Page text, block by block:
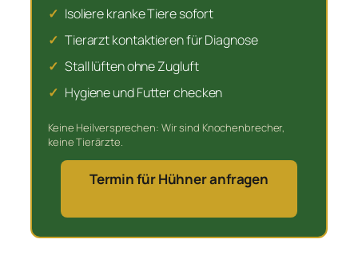
✓ Isoliere kranke Tiere sofort
✓ Tierarzt kontaktieren für Diagnose
✓ Stall lüften ohne Zugluft
✓ Hygiene und Futter checken
Keine Heilversprechen: Wir sind Knochenbrecher,
keine Tierärzte.
Termin für Hühner anfragen